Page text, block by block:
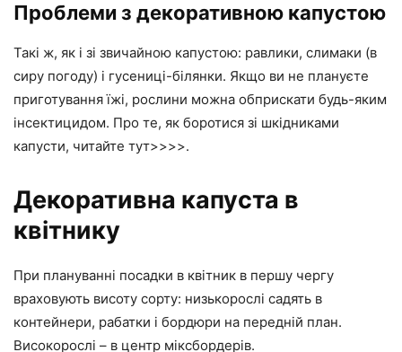
Проблеми з декоративною капустою
Такі ж, як і зі звичайною капустою: равлики, слимаки (в
сиру погоду) і гусениці-білянки. Якщо ви не плануєте
приготування їжі, рослини можна обприскати будь-яким
інсектицидом. Про те, як боротися зі шкідниками
капусти, читайте тут>>>>.
Декоративна капуста в
квітнику
При плануванні посадки в квітник в першу чергу
враховують висоту сорту: низькорослі садять в
контейнери, рабатки і бордюри на передній план.
Високорослі – в центр міксбордерів.